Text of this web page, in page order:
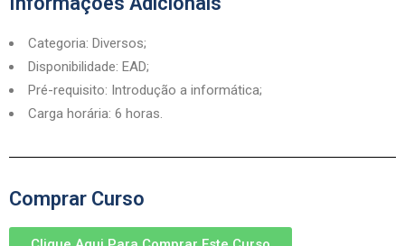
Categoria: Diversos;
Disponibilidade: EAD;
Pré-requisito: Introdução a informática;
Carga horária: 6 horas.
Comprar Curso